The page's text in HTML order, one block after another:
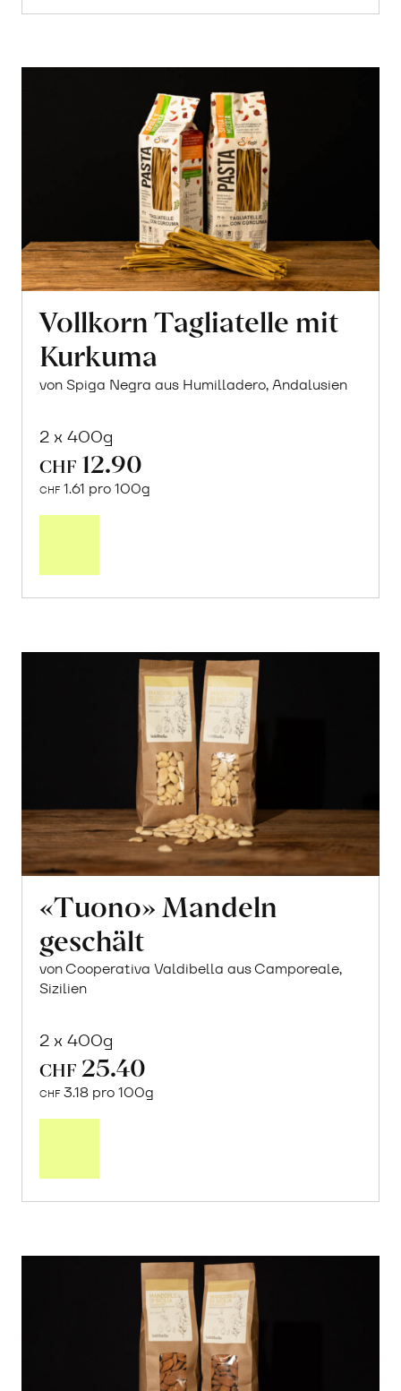
Vollkorn Tagliatelle mit
Kurkuma
von Spiga Negra aus Humilladero, Andalusien
2 x 400g
CHF 12.90
CHF 1.61 pro 100g
«Tuono» Mandeln
geschält
von Cooperativa Valdibella aus Camporeale,
Sizilien
2 x 400g
CHF 25.40
CHF 3.18 pro 100g